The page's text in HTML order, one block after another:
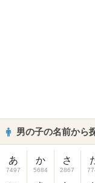
男の子の名前から
あ
7497
か
5684
さ
2867